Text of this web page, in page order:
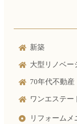
新築
大型リノベー
70年代不動産
ワンエステー
リフォームメ